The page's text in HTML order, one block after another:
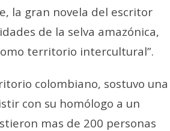
la gran novela del escritor
de la selva amazónica,
territorio intercultural”.
colombiano, sostuvo una
con su homólogo a un
mas de 200 personas